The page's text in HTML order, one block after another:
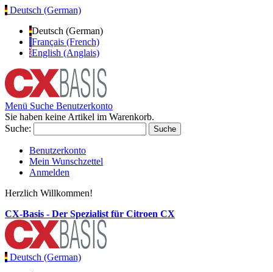
Deutsch (German)
Deutsch (German)
Français (French)
English (Anglais)
Menü Suche Benutzerkonto
Sie haben keine Artikel im Warenkorb.
Suche:
Suche
Benutzerkonto
Mein Wunschzettel
Anmelden
Herzlich Willkommen!
CX-Basis - Der Spezialist für Citroen CX
Deutsch (German)